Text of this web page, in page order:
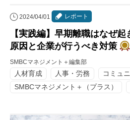
2024/04/01 レポート
【実践編】早期離職はなぜ
原因と企業が行うべき対策
SMBCマネジメント＋編集部
人材育成 人事・労務
コミュ
SMBCマネジメント＋（プラス）